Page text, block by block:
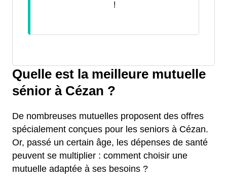
!
Quelle est la meilleure mutuelle
sénior à Cézan ?
De nombreuses mutuelles proposent des offres
spécialement conçues pour les seniors à Cézan.
Or, passé un certain âge, les dépenses de santé
peuvent se multiplier : comment choisir une
mutuelle adaptée à ses besoins ?